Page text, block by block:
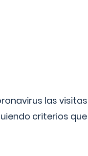
las
criterios